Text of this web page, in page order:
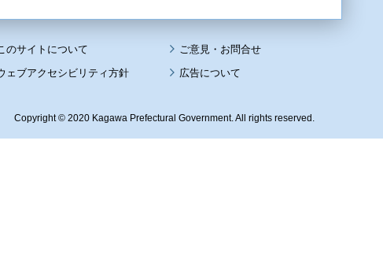
のサイトについて
ェブアクセシビリティ方針 広告について
Copyright © 2020 Kagawa Prefectural Government. All rights reserved.